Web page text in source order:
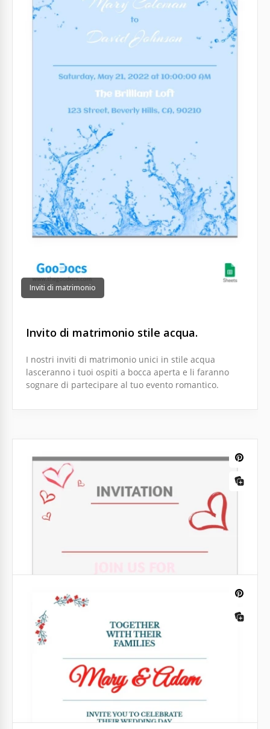
Inviti di matrimonio
Invito di matrimonio stile acqua.
I nostri inviti di matrimonio unici in stile acqua
lasceranno i tuoi ospiti a bocca aperta e li faranno
sognare di partecipare al tuo evento romantico.